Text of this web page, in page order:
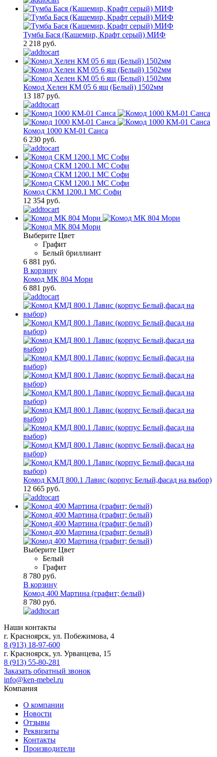
Тумба Бася (Кашемир, Крафт серый) МИФ
2 218 руб.
Комод Хелен КМ 05 6 ящ (Белый) 1502мм
13 187 руб.
Комод 1000 КМ-01 Санса
6 230 руб.
Комод СКМ 1200.1 МС Софи
12 354 руб.
Выберите Цвет
Графит
Белый бриллиант
6 881 руб.
В корзину
Комод МК 804 Мори
6 881 руб.
Комод КМД 800.1 Лавис (корпус Белый,фасад на выбор)
12 665 руб.
Выберите Цвет
Белый
Графит
8 780 руб.
В корзину
Комод 400 Мартина (графит; белый)
8 780 руб.
Наши контакты
г. Красноярск, ул. Побежимова, 4
8 (913) 18-97-600
г. Красноярск, ул. Урванцева, 15
8 (913) 55-80-281
Заказать обратный звонок
info@ken-mebel.ru
Компания
О компании
Новости
Отзывы
Реквизиты
Контакты
Производители